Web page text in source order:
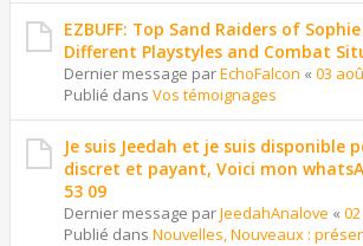
EZBUFF: Top Sand Raiders of
Different Playstyles and Combat
Dernier message parEchoFalcon « 03
Publié dans Vos témoignages
Je suis Jeedah et je suis disponible
discret et payant, Voici mon
53 09
Dernier message parJeedahAnalove «
Publié dans Nouvelles, Nouveaux :